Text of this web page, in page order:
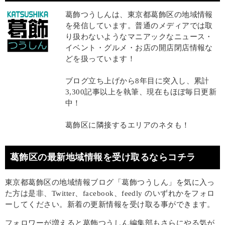
葛飾つうしんは、東京都葛飾区の地域情報
を発信しています。普通のメディアでは取
り扱わないようなマニアックなニュース・
イベント・グルメ・お店の開店閉店情報な
どを扱っています！
ブログ立ち上げから8年目に突入し、累計
3,300記事以上を執筆、現在もほぼ毎日更新
中！
葛飾区に隣接するエリアのネタも！
葛飾区の最新地域情報を受け取るならコチラ
東京都葛飾区の地域情報ブログ「葛飾つうしん」を気に入っ
た方は是非、Twitter、facebook、feedly のいずれかをフォロ
ーしてください。新着の更新情報を受け取る事ができます。
フォロワーが増えると葛飾つうしん編集部もさらにやる気が